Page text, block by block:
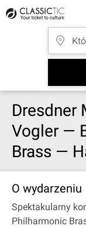
Dresdner
Vogler —
Brass —
O wydarzeniu
Spektakularny
Philharmonic